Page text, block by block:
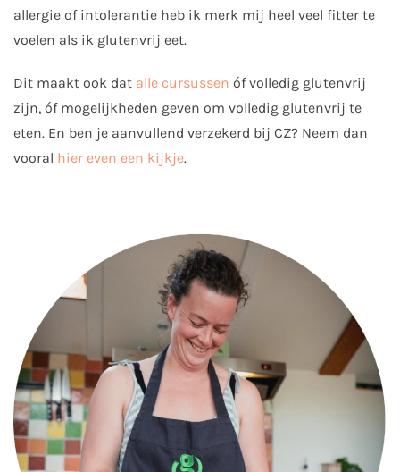
allergie of intolerantie heb ik merk mij heel veel fitter te
voelen als ik glutenvrij eet.
Dit maakt ook dat alle cursussen óf volledig glutenvrij
zijn, óf mogelijkheden geven om volledig glutenvrij te
eten. En ben je aanvullend verzekerd bij CZ? Neem dan
vooral hier even een kijkje.